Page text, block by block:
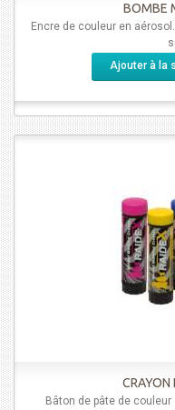
BOMBE
Encre de couleur en
Ajouter à la
CRAYON
Bâton de pâte de